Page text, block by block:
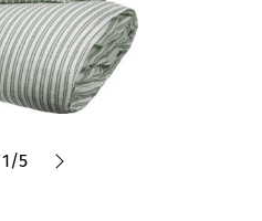
1/5